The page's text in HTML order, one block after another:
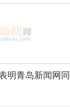
明青岛新闻网